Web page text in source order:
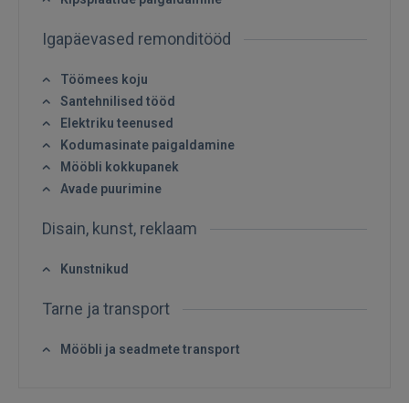
Unustasite parooli?
 Sign in with Apple
Ei ole veel registreerunud?
Igapäevased remonditööd
Töömees koju
Santehnilised tööd
Elektriku teenused
Kodumasinate paigaldamine
Mööbli kokkupanek
Avade puurimine
Disain, kunst, reklaam
Kunstnikud
Tarne ja transport
Mööbli ja seadmete transport